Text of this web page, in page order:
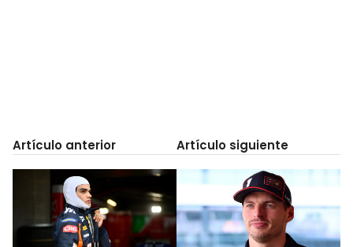
Artículo anterior Artículo siguiente